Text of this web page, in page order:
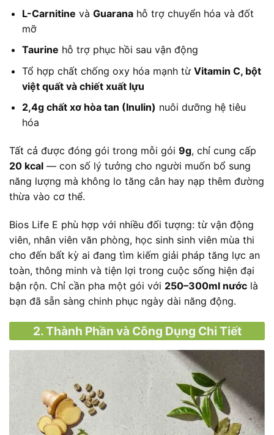
L-Carnitine và Guaranahỗ trợ chuyển hóa và đốt
mỡ
Taurine hỗ trợ phục hồi sau vận động
Tổ hợp chất chống oxy hóa mạnh từ Vitamin C, bột
việt quất và chiết xuất lựu
2,4g chất xơ hòa tan (Inulin) nuôi dưỡng hệ tiêu
hóa
Tất cả được đóng gói trong mỗi gói 9g, chỉ cung cấp
20 kcal — con số lý tưởng cho người muốn bổ sung
năng lượng mà không lo tăng cân hay nạp thêm đường
thừa vào cơ thể.
Bios Life E phù hợp với nhiều đối tượng: từ vận động
viên, nhân viên văn phòng, học sinh sinh viên mùa thi
cho đến bất kỳ ai đang tìm kiếm giải pháp tăng lực an
toàn, thông minh và tiện lợi trong cuộc sống hiện đại
bận rộn. Chỉ cần pha một gói với 250–300ml nước là
bạn đã sẵn sàng chinh phục ngày dài năng động.
2. Thành Phần và Công Dụng Chi Tiết